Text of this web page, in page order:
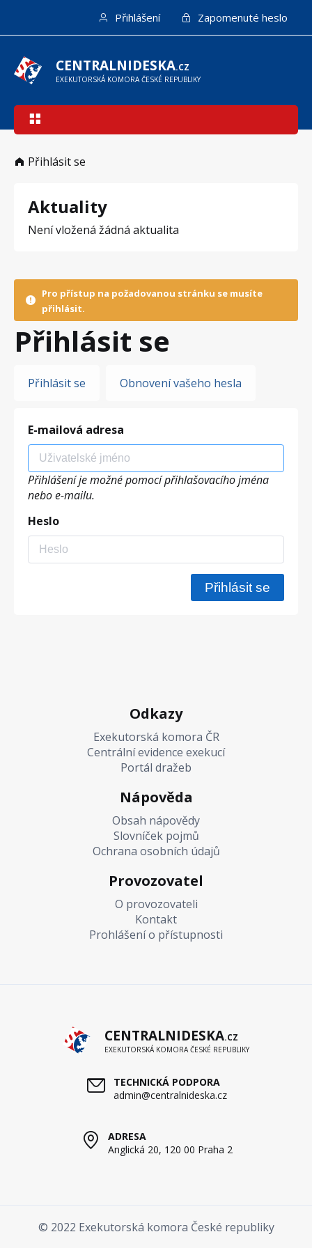
hlavnímu
obsahu
Přihlášení Zapomenuté heslo
CENTRALNIDESKA.CZ
EXEKUTORSKÁ KOMORA ČESKÉ REPUBLIKY
Hlavní
Přihlásit se
Aktuality
Není vložená žádná aktualita
Pro přístup na požadovanou stránku se musíte
přihlásit.
Přihlásit se
Hlavní
Přihlásit se Obnovení vašeho hesla
E-mailová adresa
Přihlášení je možné pomocí přihlašovacího jména
nebo e-mailu.
Heslo
Odkazy
Exekutorská komora ČR
Centrální evidence exekucí
Portál dražeb
Nápověda
Obsah nápovědy
Slovníček pojmů
Ochrana osobních údajů
Provozovatel
O provozovateli
Kontakt
Prohlášení o přístupnosti
CENTRALNIDESKA.CZ
EXEKUTORSKÁ KOMORA ČESKÉ REPUBLIKY
TECHNICKÁ PODPORA
admin@centralnideska.cz
ADRESA
Anglická 20, 120 00 Praha 2
© 2022 Exekutorská komora České republiky